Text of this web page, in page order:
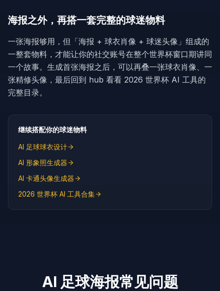
海报之外，再搭一套完整的球迷物料
一张海报够用，但「海报 + 球衣肖像 + 球迷头像」组成的
一整套物料，才能让你的社交账号在整个世界杯窗口期讲同
一个故事。生成首张海报之后，可以再叠一张球衣肖像、一
张精修头像，最后回到 hub 看看 2026 世界杯 AI 工具的
完整目录。
继续搭配你的球迷物料
AI 足球球衣设计
AI 形象照生成器
AI 卡通头像生成器
2026 世界杯 AI 工具合集
AI 足球海报常见问题